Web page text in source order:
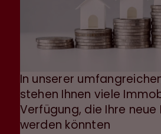
In unserer
stehen Ihnen viele
Verfügung, die Ihre
werden könnten